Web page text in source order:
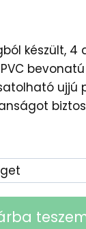
készült, 4
ujjú